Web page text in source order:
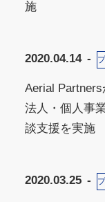
施
2020.04.14
Aerial
法人・個人事
談支援を実施
2020.03.25